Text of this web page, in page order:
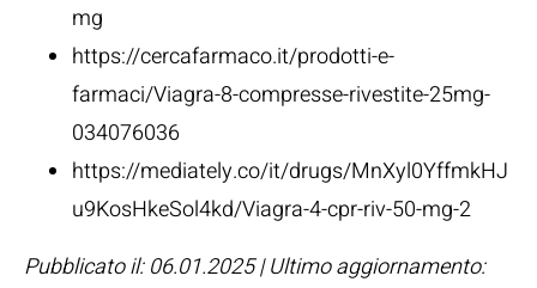
mg
https://cercafarmaco.it/prodotti-e-
farmaci/Viagra-8-compresse-rivestite-25mg-
034076036
https://mediately.co/it/drugs/MnXyl0YffmkHJ
u9KosHkeSol4kd/Viagra-4-cpr-riv-50-mg-2
Pubblicato il: 06.01.2025 | Ultimo aggiornamento: